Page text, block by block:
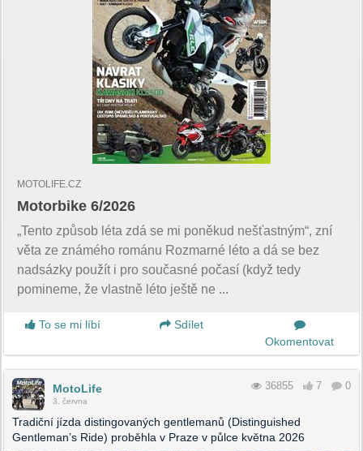
MOTOLIFE.CZ
Motorbike 6/2026
„Tento způsob léta zdá se mi poněkud nešťastným“, zní
věta ze známého románu Rozmarné léto a dá se bez
nadsázky použít i pro současné počasí (když tedy
pomineme, že vlastně léto ještě ne ...
To se mi líbí
Sdílet
Okomentovat
MotoLife
3. června
36855 7 0
Tradiční jízda distingovaných gentlemanů (Distinguished
Gentleman’s Ride) proběhla v Praze v půlce května 2026